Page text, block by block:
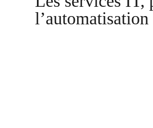
l’automatisation